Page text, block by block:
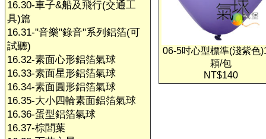
16.30-車子&船及飛行(交通工
具)篇
16.31-"音樂"錄音"系列鋁箔(可
試聽)
16.32-素面心形鋁箔氣球
16.33-素面星形鋁箔氣球
16.34-素面圓形鋁箔氣球
16.35-大小四輪素面鋁箔氣球
16.36-蛋型鋁箔氣球
16.37-棕閭葉
06-5吋心型標準(淺紫色
顆/包
NT$140